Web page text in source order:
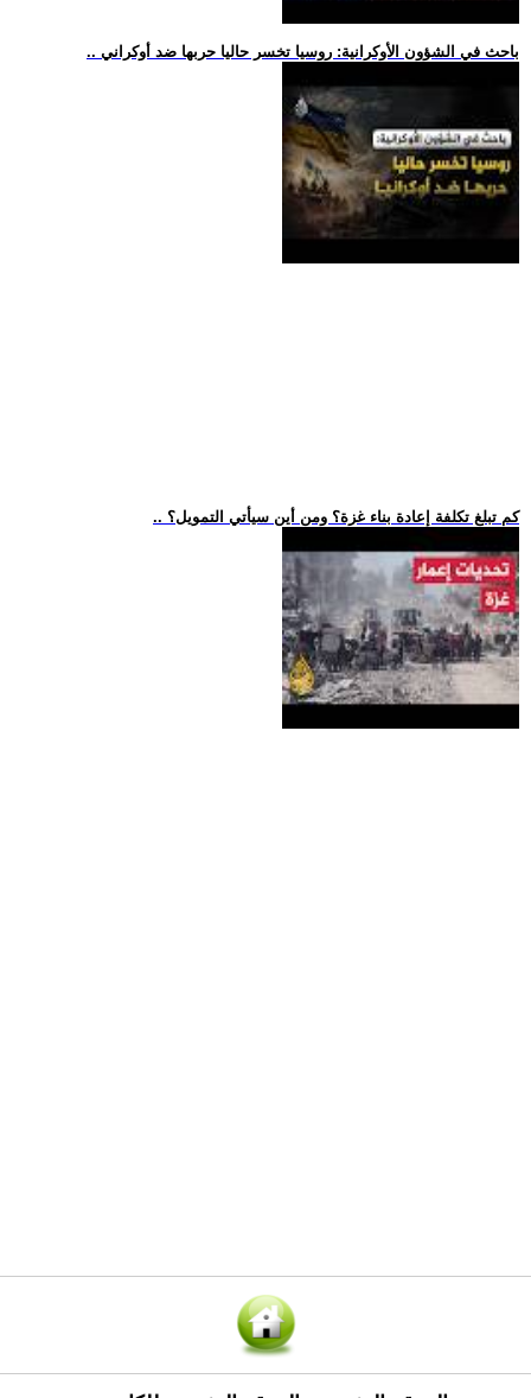
.. باحث في الشؤون الأوكرانية: روسيا تخسر حاليا حربها ضد أوكراني
.. كم تبلغ تكلفة إعادة بناء غزة؟ ومن أين سيأتي التمويل؟